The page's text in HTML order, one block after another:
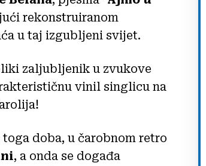
rekonstruiranom
u taj izgubljeni svijet.
zaljubljenik u zvukove
vinil singlicu na
doba, u čarobnom retro
, a onda se događa